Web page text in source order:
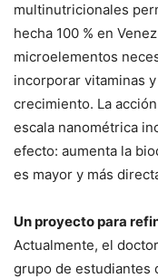
multinutricionales
hecha 100 % en
microelementos
incorporar vitaminas
crecimiento. La
escala nanométrica
efecto: aumenta la
es mayor y más
Un proyecto para
Actualmente, el
grupo de estudiantes